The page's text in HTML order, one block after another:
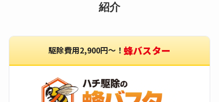
紹介
駆除費用2,900円〜！ 蜂バスター